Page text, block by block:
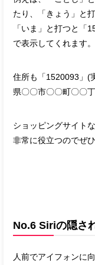
たり、「きょう」と
「いま」と打つと「
で表示してくれます。
住所も「1520093」(
県〇〇市〇〇町〇〇
ショッピングサイト
非常に役立つのでぜ
No.6 Siriの隠さ
人前でアイフォンに